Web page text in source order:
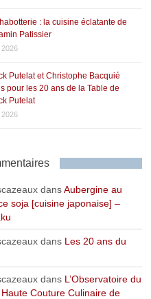
: la cuisine éclatante de
Patissier
Putelat et Christophe Bacquié
pour les 20 ans de la Table de
Putelat
dansAubergine au
soja [cuisine japonaise] –
dans Les 20 ans du
dans L’Observatoire du
Couture Culinaire de